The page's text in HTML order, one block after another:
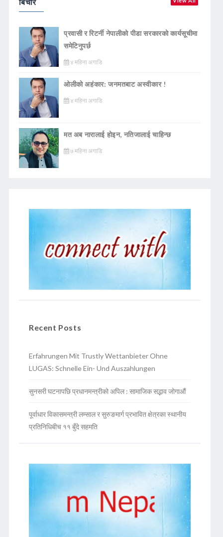
प्रवासी र रिटर्नी नेपालीको पीडा सरकारको कार्यसूचीमा
समेटिनुपर्छ
४ महिना अगाडि
ओलीको अहंकार: जनमतबाट अस्वीकार !
४ महिना अगाडि
मत अब नारालाई होइन, नतिजालाई चाहिन्छ
७ महिना अगाडि
Recent Posts
Erfahrungen Mit Trustly Wettanbieter Ohne
LUGAS: Schnelle Ein- Und Auszahlungen
सुनसरी घटनापछि प्रधानमन्त्रीको अपिल : सामाजिक सद्भाव जोगाऔं
पूर्वाधार विकासमन्त्री लम्साल र सुरुङमार्ग प्रभावित क्षेत्रका स्थानीय
प्रतिनिधिबीच ११ बुँदे सहमति